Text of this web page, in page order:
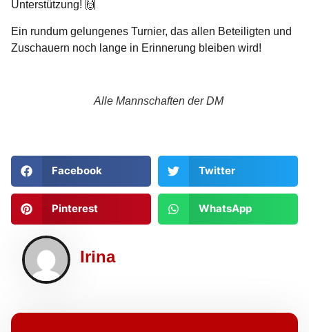
Unterstützung! 🙌
Ein rundum gelungenes Turnier, das allen Beteiligten und
Zuschauern noch lange in Erinnerung bleiben wird!
Alle Mannschaften der DM
Facebook Twitter
Pinterest WhatsApp
Irina